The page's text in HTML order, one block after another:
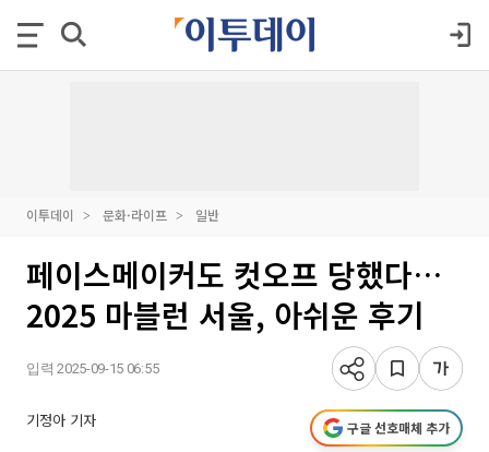
이투데이 문화·라이프 일반
페이스메이커도 컷오프 당했다…
2025 마블런 서울, 아쉬운 후기
입력 2025-09-15 06:55
기정아 기자 구글 선호매체 추가